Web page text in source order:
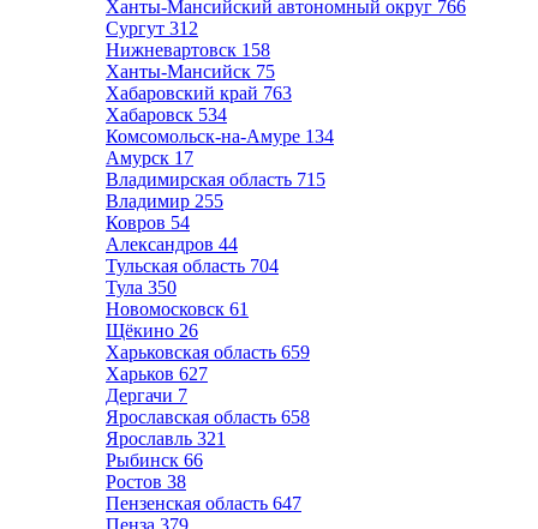
Ханты-Мансийский автономный округ 766
Сургут 312
Нижневартовск 158
Ханты-Мансийск 75
Хабаровский край 763
Хабаровск 534
Комсомольск-на-Амуре 134
Амурск 17
Владимирская область 715
Владимир 255
Ковров 54
Александров 44
Тульская область 704
Тула 350
Новомосковск 61
Щёкино 26
Харьковская область 659
Харьков 627
Дергачи 7
Ярославская область 658
Ярославль 321
Рыбинск 66
Ростов 38
Пензенская область 647
Пенза 379